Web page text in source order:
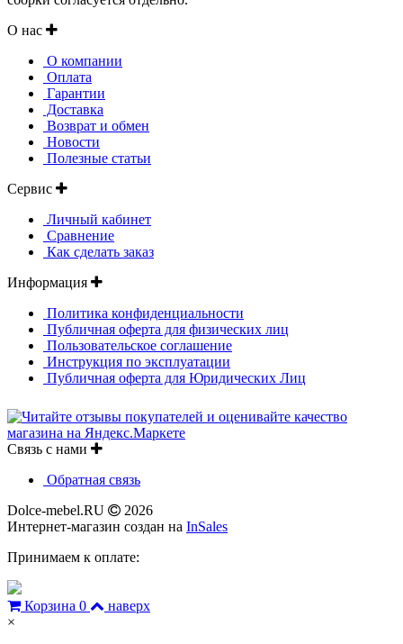
О нас
О компании
Оплата
Гарантии
Доставка
Возврат и обмен
Новости
Полезные статьи
Сервис
Личный кабинет
Сравнение
Как сделать заказ
Информация
Политика конфиденциальности
Публичная оферта для физических лиц
Пользовательское соглашение
Инструкция по эксплуатации
Публичная оферта для Юридических Лиц
Связь с нами
Обратная связь
Dolce-mebel.RU
2026
Интернет-магазин создан на InSales
Принимаем к оплате:
Корзина 0
наверх
×